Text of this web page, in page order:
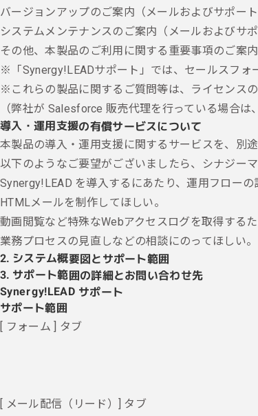
バージョンアップのご案内（メールおよびサポー
システムメンテナンスのご案内（メールおよびサ
その他、本製品のご利用に関する重要事項のご案内
※「Synergy!LEADサポート」では、セールスフ
※これらの製品に関するご質問等は、ライセンス
（弊社が Salesforce 販売代理を行っている場合は
導入・運用支援の有償サービスについて
本製品の導入・運用支援に関するサービスを、別
以下のようなご要望がございましたら、シナジー
Synergy!LEAD を導入するにあたり、運用フローの
HTMLメールを制作してほしい。
動画閲覧など特殊なWebアクセスログを取得する
業務プロセスの⾒直しなどの相談にのってほしい。
2. システム概要図とサポート範囲
3. サポート範囲の詳細とお問い合わせ先
Synergy!LEAD サポート
サポート範囲
[ フォーム ] タブ
[ メール配信（リード）] タブ